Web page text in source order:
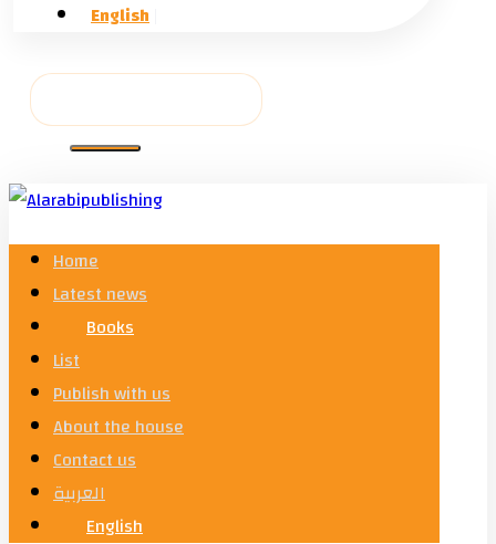
English
Home
Latest news
Books
List
Publish with us
About the house
Contact us
العربية
English